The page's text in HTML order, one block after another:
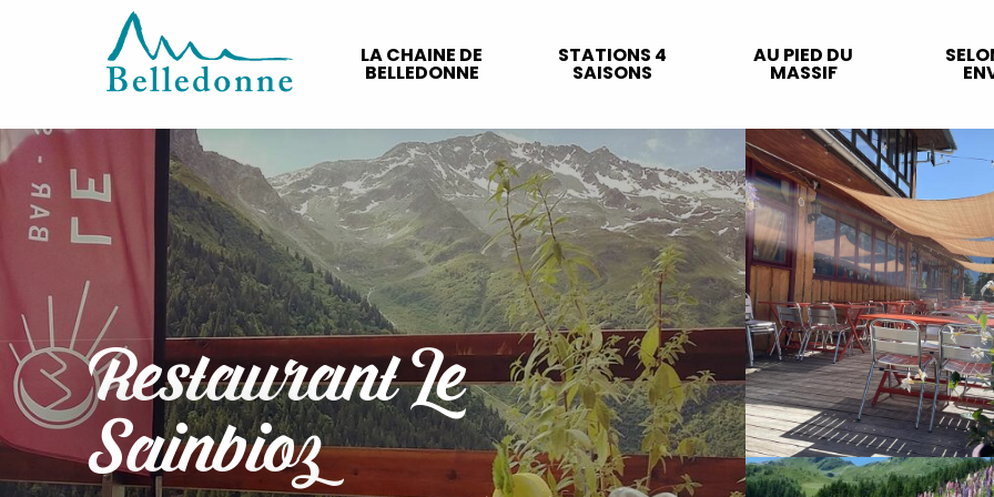
LA CHAINE DE
BELLEDONNE
STATIONS 4
SAISONS
AU PIED DU
MASSIF
Restaurant Le
Sainbioz